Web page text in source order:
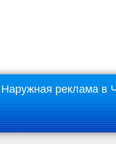
Наружная реклама в